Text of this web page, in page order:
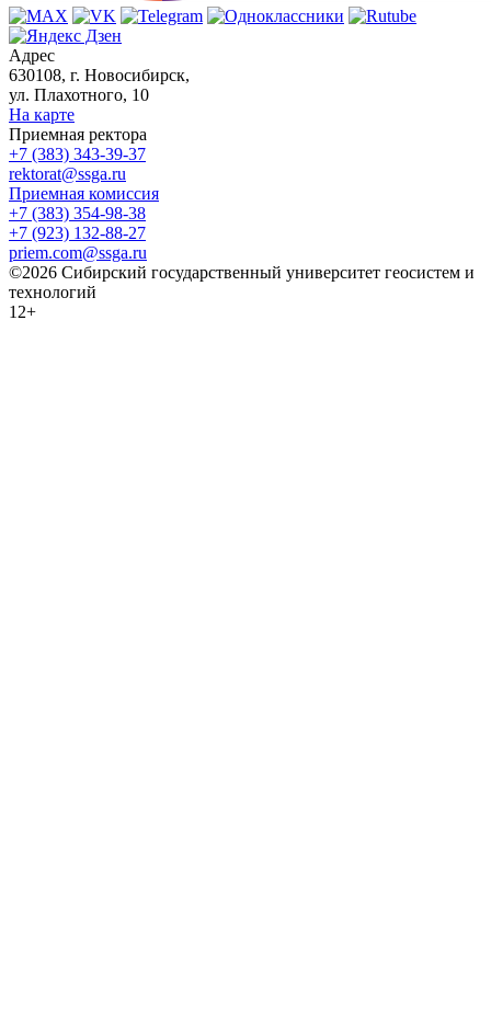
Адрес
630108, г. Новосибирск,
ул. Плахотного, 10
На карте
Приемная ректора
+7 (383) 343-39-37
rektorat@ssga.ru
Приемная комиссия
+7 (383) 354-98-38
+7 (923) 132-88-27
priem.com@ssga.ru
©2026 Сибирский государственный университет геосистем и
технологий
12+